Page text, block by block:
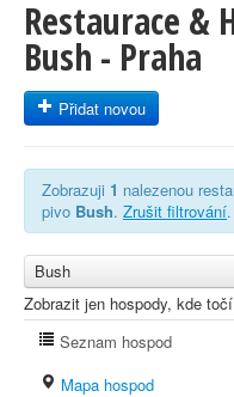
Restaurace &
Bush - Praha
Přidat novou
Zobrazuji 1 nalezenou
pivo Bush. Zrušit filtrování.
Bush
Zobrazit jen hospody, kde
Seznam hospod
Mapa hospod